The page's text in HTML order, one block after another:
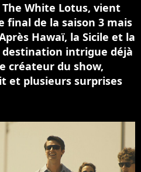
The White Lotus, vient
final de la saison 3 mais
Hawaï, la Sicile et la
intrigue déjà
créateur du show,
et plusieurs surprises